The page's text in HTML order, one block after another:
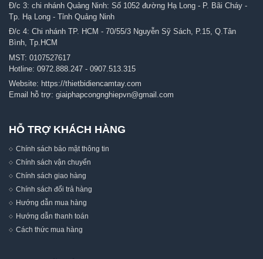
Đ/c 3: chi nhánh Quảng Ninh: Số 1052 đường Hạ Long - P. Bãi Cháy -
Tp. Hạ Long - Tỉnh Quảng Ninh
Đ/c 4: Chi nhánh TP. HCM - 70/55/3 Nguyễn Sỹ Sách, P.15, Q.Tân
Bình, Tp.HCM
MST: 0107527617
Hotline: 0972.888.247 - 0907.513.315
Website: https://thietbidiencamtay.com
Email hỗ trợ: giaiphapcongnghiepvn@gmail.com
HỖ TRỢ KHÁCH HÀNG
Chính sách bảo mật thông tin
Chính sách vận chuyển
Chính sách giao hàng
Chính sách đổi trả hàng
Hướng dẫn mua hàng
Hướng dẫn thanh toán
Cách thức mua hàng